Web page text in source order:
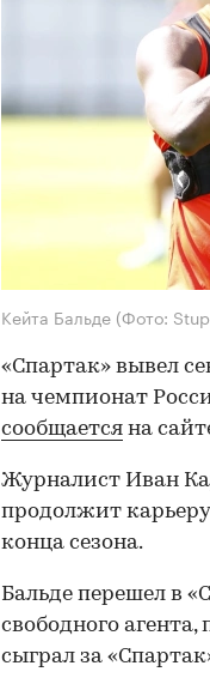
Кейта Бальде (Фото:
«Спартак» вывел
на чемпионат
сообщается на
Журналист Иван
продолжит карьеру
конца сезона.
Бальде перешел в
свободного
сыграл за